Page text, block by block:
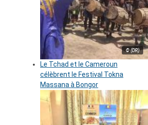
© (DR)
Le Tchad et le Cameroun
célèbrent le Festival Tokna
Massana à Bongor